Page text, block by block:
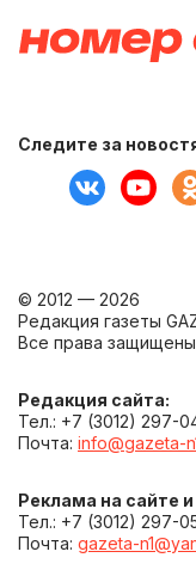
Следите за
© 2012 — 2026
Редакция газеты
Все права
Редакция сайта:
Тел.: +7 (3012) 297-
Почта: info@gazeta-
Реклама на сайте и
Тел.: +7 (3012) 297-
Почта: gazeta-